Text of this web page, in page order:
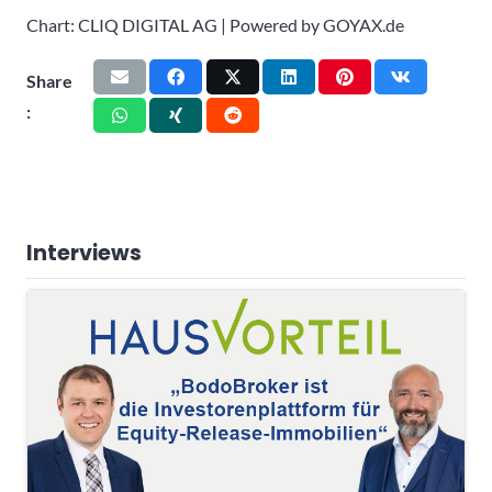
Chart: CLIQ DIGITAL AG | Powered by GOYAX.de
Share
:
Interviews